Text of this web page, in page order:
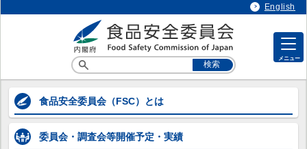
English
メニュー
各専門調査会等の情報
各専門調査会等の情報
> 企画等専門調査会
食品安全委員会 （FSC）とは
委員会・調査会等開催予定・実績